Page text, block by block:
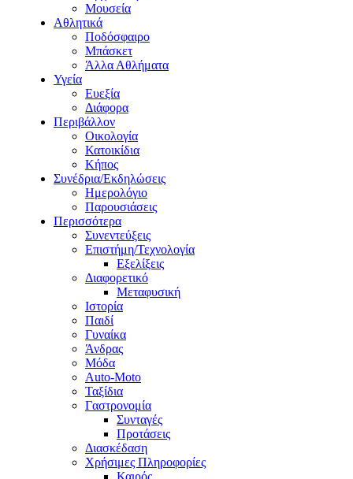
Μουσεία
Αθλητικά
Ποδόσφαιρο
Μπάσκετ
Άλλα Αθλήματα
Υγεία
Ευεξία
Διάφορα
Περιβάλλον
Οικολογία
Κατοικίδια
Κήπος
Συνέδρια/Εκδηλώσεις
Ημερολόγιο
Παρουσιάσεις
Περισσότερα
Συνεντεύξεις
Επιστήμη/Τεχνολογία
Εξελίξεις
Διαφορετικό
Μεταφυσική
Ιστορία
Παιδί
Γυναίκα
Άνδρας
Μόδα
Auto-Moto
Ταξίδια
Γαστρονομία
Συνταγές
Προτάσεις
Διασκέδαση
Χρήσιμες Πληροφορίες
Καιρός